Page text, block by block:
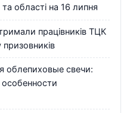
та області на 16 липня
працівників ТЦК
облепиховые свечи: